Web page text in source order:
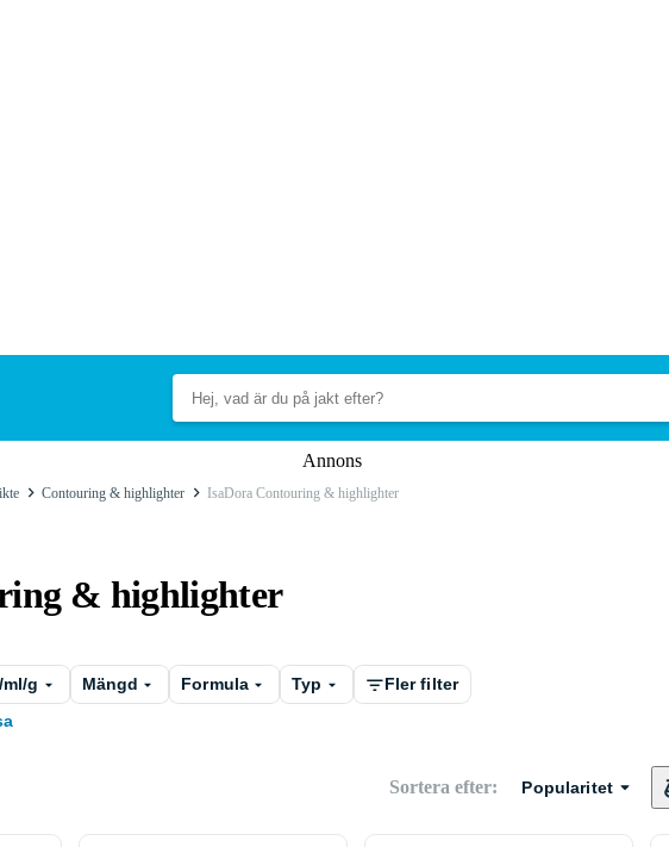
Annons
Contouring & highlighter IsaDora Contouring & highlighter
& highlighter
g Mängd Formula Typ
Fler filter
Sortera efter: Popularitet